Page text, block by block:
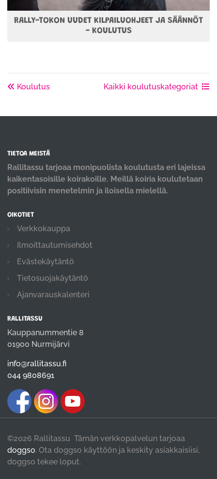
RALLY-TOKON UUDET KILPAILUOHJEET JA SÄÄNNÖT
- KOULUTUS
Koulutus Kaikki koulutuskategoriat
TIETOA MEISTÄ
Rallitassu tarjoaa monipuolista koulutusta eri lajeissa
kaikentasoisille koirakoille. Meillä koiria koulutetaan
positiivisin menetelmin ja iloisella mielellä.
OIKOTIET
Verkkokauppa
Ilmoittautumisehdot
Evästekäytäntö
Tietosuojakäytäntö
Ajanvarauskalenteri
RALLITASSU
Kauppanummentie 8
01900 Nurmijärvi
info@rallitassu.fi
044 9808691
©2026 Rallitassu Tämän verkkopalvelun tarjoaa
doggso. Ota doggso käyttöön ja keskity asiakkaisiisi,
doggso tekee loput.